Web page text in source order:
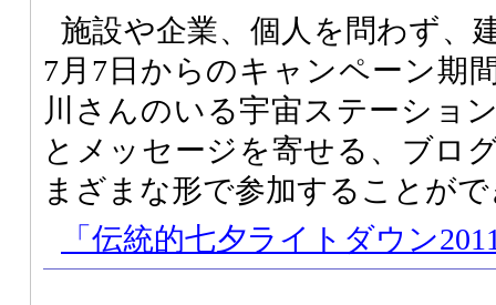
施設や企業、個人を問わず、
7月7日からのキャンペーン期
川さんのいる宇宙ステーショ
とメッセージを寄せる、ブロ
まざまな形で参加することが
「伝統的七夕ライトダウン